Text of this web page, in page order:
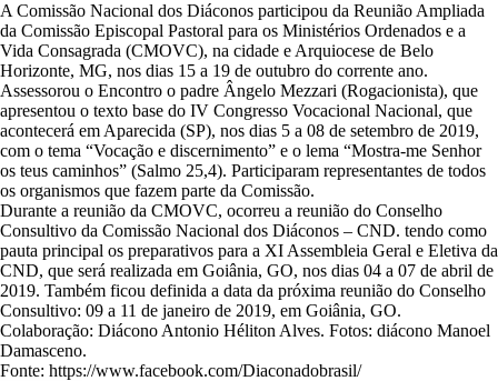
A Comissão Nacional dos Diáconos participou da Reunião Ampliada
da Comissão Episcopal Pastoral para os Ministérios Ordenados e a
Vida Consagrada (CMOVC), na cidade e Arquiocese de Belo
Horizonte, MG, nos dias 15 a 19 de outubro do corrente ano.
Assessorou o Encontro o padre Ângelo Mezzari (Rogacionista), que
apresentou o texto base do IV Congresso Vocacional Nacional, que
acontecerá em Aparecida (SP), nos dias 5 a 08 de setembro de 2019,
com o tema “Vocação e discernimento” e o lema “Mostra-me Senhor
os teus caminhos” (Salmo 25,4). Participaram representantes de todos
os organismos que fazem parte da Comissão.
Durante a reunião da CMOVC, ocorreu a reunião do Conselho
Consultivo da Comissão Nacional dos Diáconos – CND. tendo como
pauta principal os preparativos para a XI Assembleia Geral e Eletiva da
CND, que será realizada em Goiânia, GO, nos dias 04 a 07 de abril de
2019. Também ficou definida a data da próxima reunião do Conselho
Consultivo: 09 a 11 de janeiro de 2019, em Goiânia, GO.
Colaboração: Diácono Antonio Héliton Alves. Fotos: diácono Manoel
Damasceno.
Fonte: https://www.facebook.com/Diaconadobrasil/